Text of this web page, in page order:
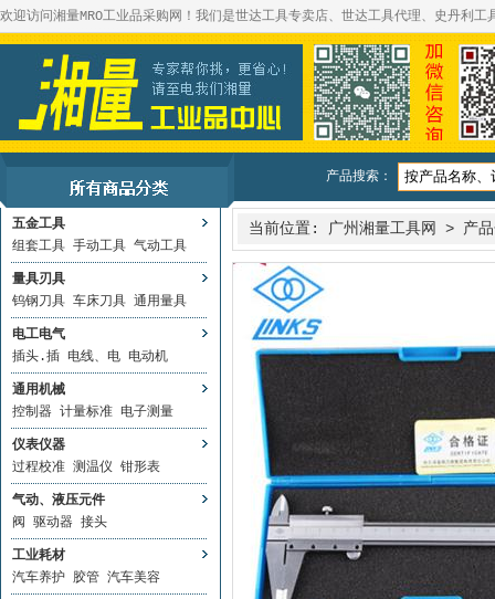
欢迎访问湘量MRO工业品采购网！我们是世达工具专卖店、世达工具代理、史丹利
产品搜索：
五金工具
组套工具 手动工具 气动工具
量具刃具
钨钢刀具 车床刀具 通用量具
电工电气
插头.插 电线、电 电动机
通用机械
控制器 计量标准 电子测量
仪表仪器
过程校准 测温仪 钳形表
气动、液压元件
阀
驱动器 接头
工业耗材
汽车养护 胶管 汽车美容
当前位置: 广州湘量工具网 > 产